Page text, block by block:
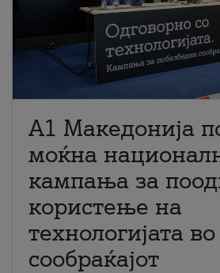
A1 Македонија
моќна
кампања за
користење на
технологијата во
сообраќајот